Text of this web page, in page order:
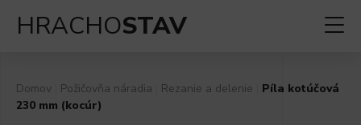
HRACHOSTAV
Domov Požičovňa náradia Rezanie a delenie
Píla kotúčová
230 mm (kocúr)